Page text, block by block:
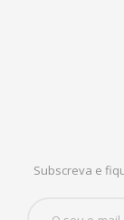
Subscreva e